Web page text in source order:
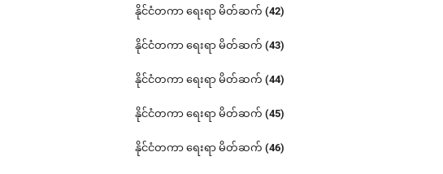
နိုင်ငံတကာ ရေးရာ မိတ်ဆက် (42)
နိုင်ငံတကာ ရေးရာ မိတ်ဆက် (43)
နိုင်ငံတကာ ရေးရာ မိတ်ဆက် (44)
နိုင်ငံတကာ ရေးရာ မိတ်ဆက် (45)
နိုင်ငံတကာ ရေးရာ မိတ်ဆက် (46)